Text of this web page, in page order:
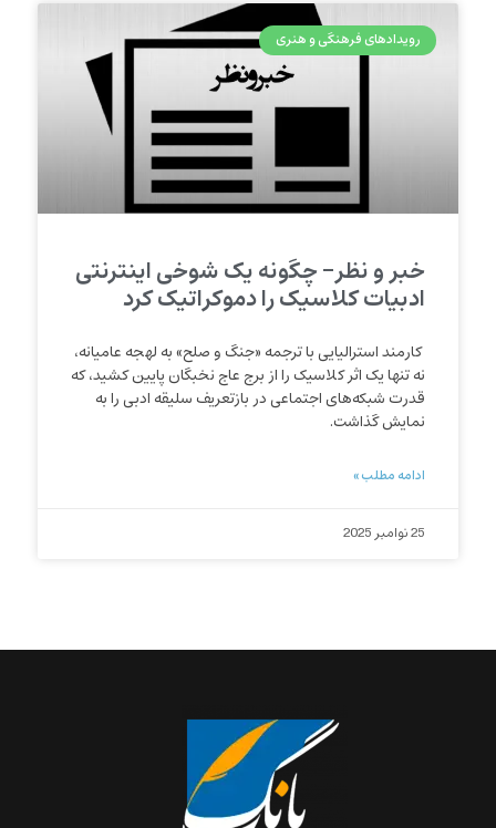
رویدادهای فرهنگی و هنری
خبر و نظر- چگونه یک شوخی اینترنتی
ادبیات کلاسیک را دموکراتیک کرد
کارمند استرالیایی با ترجمه «جنگ و صلح» به لهجه عامیانه،
نه تنها یک اثر کلاسیک را از برج عاج نخبگان پایین کشید، که
قدرت شبکه‌های اجتماعی در بازتعریف سلیقه ادبی را به
نمایش گذاشت.
ادامه مطلب »
25 نوامبر 2025